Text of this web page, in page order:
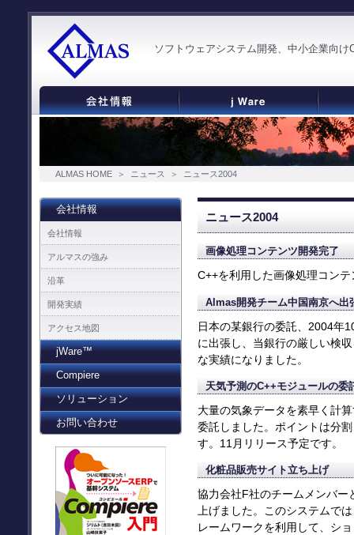
ソフトウェアシステム開発、中小企業向
ALMAS HOME ＞ ニュース ＞ ニュース2004
ニュース2004
画像処理コンテンツ開発完了
C++を利用した画像処理コン
Almas開発チーム中国南京へ出
日本の某銀行の委託、2004年
に出張し、当銀行の厳しい検
な実績になりました。
天気予測のC++モジュールの委
大量の気象データを素早く計
委託しました。ポイントは分
す。11月リリース予定です。
化粧品販売サイト立ち上げ
協力会社F社のチームメンバー
上げました。このシステムで
レームワークを利用して、シ
会社情報
会社情報
アルマスの強み
沿革
開発実績
アクセス地図
jWare™
Compiere
ソリューション
お問い合わせ